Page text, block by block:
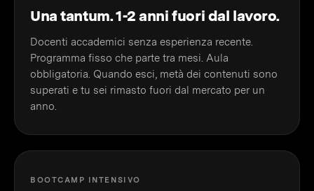
Una tantum. 1-2 anni fuori dal lavoro.
Docenti accademici senza esperienza recente.
Programma fisso che parte tra mesi. Aula
obbligatoria. Quando esci, metà dei contenuti sono
superati e tu sei rimasto fuori dal mercato per un
anno.
BOOTCAMP INTENSIVO